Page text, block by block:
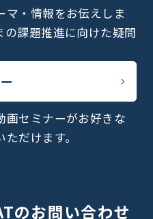
マ・情報をお伝えしま
課題推進に向けた疑問
画セミナーがお好きな
だけます。
のお問い合わせ